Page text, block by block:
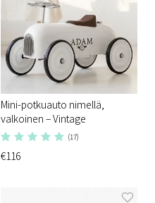
Mini-potkuauto nimellä,
valkoinen – Vintage
(17)
€116